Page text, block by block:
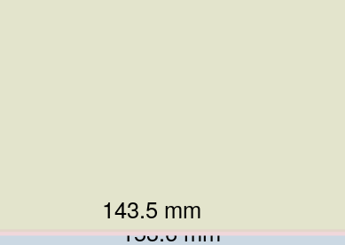
153.6 mm
152.4 mm
149.5 mm
148 mm
143.5 mm